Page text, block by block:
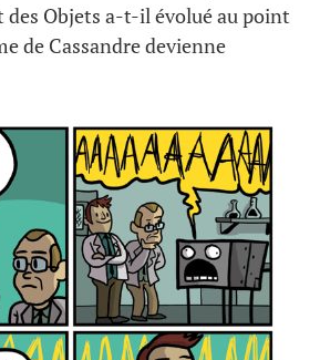
Objets a-t-il évolué au point
de Cassandre devienne